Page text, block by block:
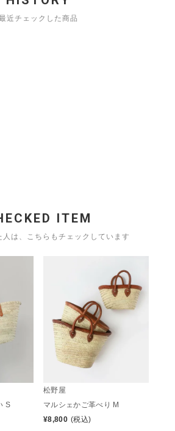
近チェックした商品
ITEM
人は、こちらもチェックしています
S
松野屋
マルシェかご革べり M
¥8,800 (税込)